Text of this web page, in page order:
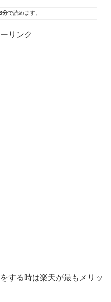
分で読めます。
リンク
する時は楽天が最もメリッ